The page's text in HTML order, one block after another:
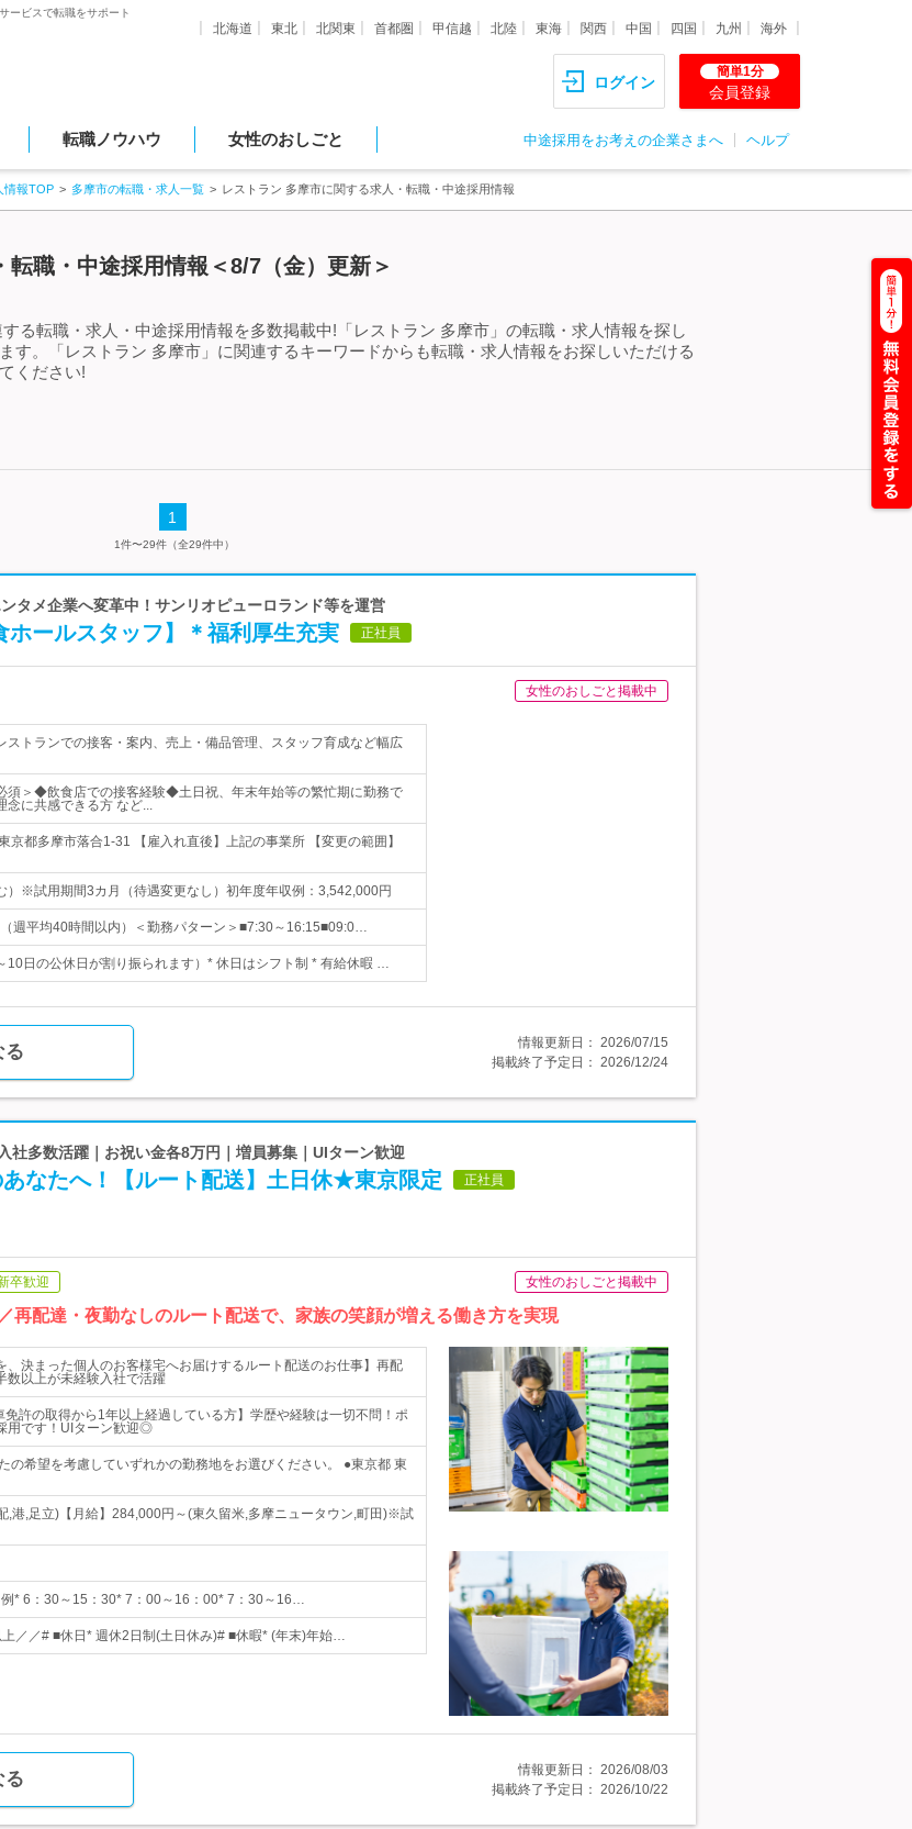
ービスで転職をサポート
北海道 東北 北関東 首都圏 甲信越 北陸 東海 関西 中国 四国 九州 海外
ログイン
簡単1分
会員登録
転職ノウハウ 女性のおしごと 中途採用をお考えの企業さまへ ヘルプ
情報TOP 多摩市の転職・求人一覧 レストラン 多摩市に関する求人・転職・中途採用情報
職・中途採用情報＜8/7（金）更新＞
る転職・求人・中途採用情報を多数掲載中!「レストラン 多摩市」の転職・求人情報を探し
す。「レストラン 多摩市」に関連するキーワードからも転職・求人情報をお探しいただける
ください!
1
1件〜29件（全29件中）
タメ企業へ変革中！サンリオピューロランド等を運営
ールスタッフ】＊福利厚生充実 正社員
女性のおしごと掲載中
ストランでの接客・案内、売上・備品管理、スタッフ育成など幅広
須＞◆飲食店での接客経験◆土日祝、年末年始等の繁忙期に勤務で
に共感できる方 など...
京都多摩市落合1‐31 【雇入れ直後】上記の事業所 【変更の範囲】
）※試用期間3カ月（待遇変更なし）初年度年収例：3,542,000円
週平均40時間以内）＜勤務パターン＞■7:30～16:15■09:0…
10日の公休日が割り振られます）* 休日はシフト制 * 有給休暇 …
る 情報更新日： 2026/07/15
掲載終了予定日： 2026/12/24
社多数活躍｜お祝い金各8万円｜増員募集｜UIターン歓迎
なたへ！【ルート配送】土日休★東京限定 正社員
卒歓迎 女性のおしごと掲載中
再配達・夜勤なしのルート配送で、家族の笑顔が増える働き方を実現
、決まった個人のお客様宅へお届けするルート配送のお仕事】再配
数以上が未経験入社で活躍
免許の取得から1年以上経過している方】学歴や経験は一切不問！ポ
用です！UIターン歓迎◎
の希望を考慮していずれかの勤務地をお選びください。 ●東京都 東
,港,足立)【月給】284,000円～(東久留米,多摩ニュータウン,町田)※試
* 6：30～15：30* 7：00～16：00* 7：30～16…
／／# ■休日* 週休2日制(土日休み)# ■休暇* (年末)年始…
る 情報更新日： 2026/08/03
掲載終了予定日： 2026/10/22